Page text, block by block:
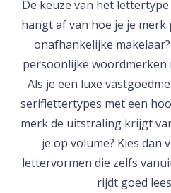
De keuze van het
hangt af van hoe je je
onafhankelijke
persoonlijke woordmerken
Als je een luxe
seriflettertypes met een
merk de uitstraling krijgt
je op volume? Kies dan
lettervormen die zelfs
rijdt goed